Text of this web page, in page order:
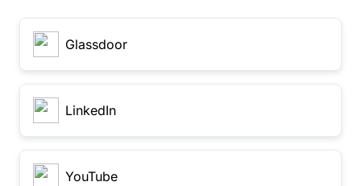
Glassdoor
LinkedIn
YouTube